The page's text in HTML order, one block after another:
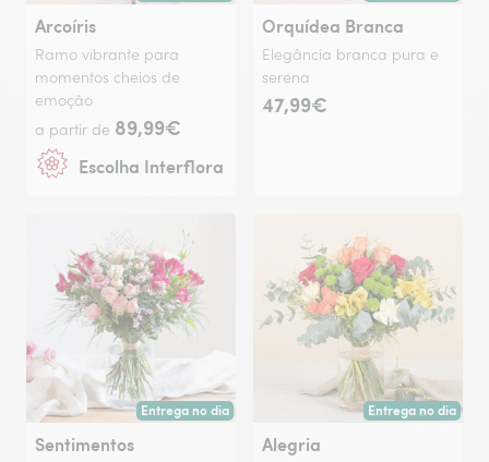
Arcoíris
Ramo vibrante para
momentos cheios de
emoção
a partir de 89,99€
Escolha Interflora
Orquídea Branca
Elegância branca pura e
serena
47,99€
Entrega no dia
Entrega hoje ou na data à tua escolha.
Sentimentos
Entrega no dia
Entrega hoje ou na
Alegria